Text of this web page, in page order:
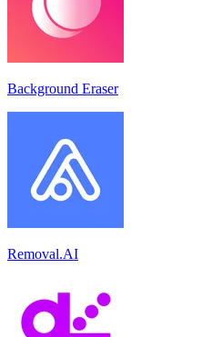
Background Eraser
Removal.AI